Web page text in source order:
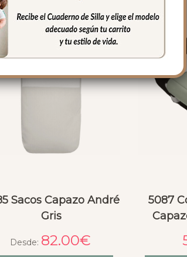
Sacos Capazo André
Gris
Desde: 82.00€
5087